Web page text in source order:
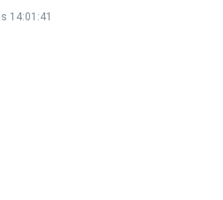
14:01:41